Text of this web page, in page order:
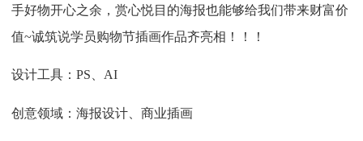
手好物开心之余，赏心悦目的海报也能够给我们带来财富价
值~诚筑说学员购物节插画作品齐亮相！！！
设计工具：PS、AI
创意领域：海报设计、商业插画